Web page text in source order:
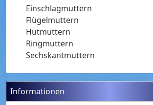
Einschlagmuttern
Flügelmuttern
Hutmuttern
Ringmuttern
Sechskantmuttern
Informationen